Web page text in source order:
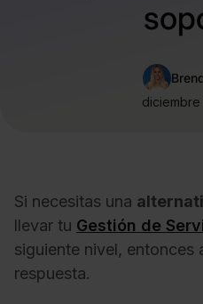
Si necesitas una
llevar tu Gestión de
siguiente nivel, entonces
respuesta.